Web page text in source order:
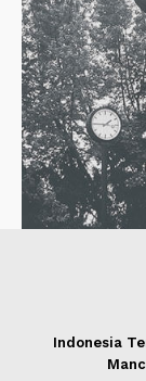
Indonesia